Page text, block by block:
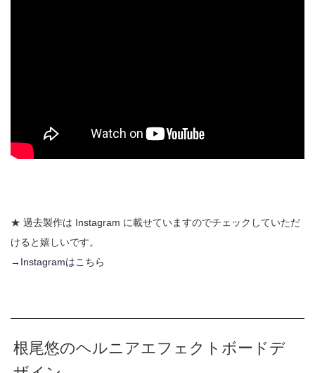
★ 過去製作は Instagram に載せていますのでチェックしていただ
けると嬉しいです。
→Instagramはこちら
根尾悠のヘルニアエフェクトボードデ